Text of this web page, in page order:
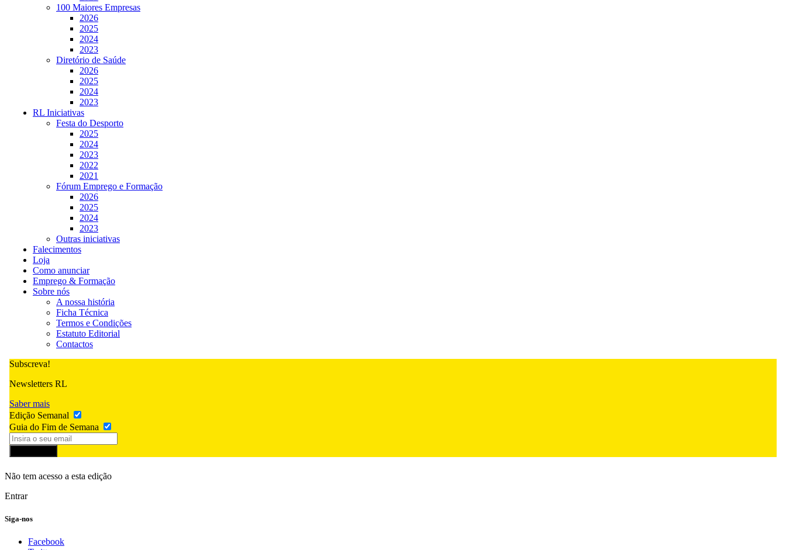
100 Maiores Empresas
2026
2025
2024
2023
Diretório de Saúde
2026
2025
2024
2023
RL Iniciativas
Festa do Desporto
2025
2024
2023
2022
2021
Fórum Emprego e Formação
2026
2025
2024
2023
Outras iniciativas
Falecimentos
Loja
Como anunciar
Emprego & Formação
Sobre nós
A nossa história
Ficha Técnica
Termos e Condições
Estatuto Editorial
Contactos
Subscreva!
Newsletters RL
Saber mais
Edição Semanal
Guia do Fim de Semana
Não tem acesso a esta edição
Entrar
Siga-nos
Facebook